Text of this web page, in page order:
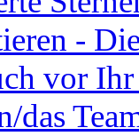
-
vor
das